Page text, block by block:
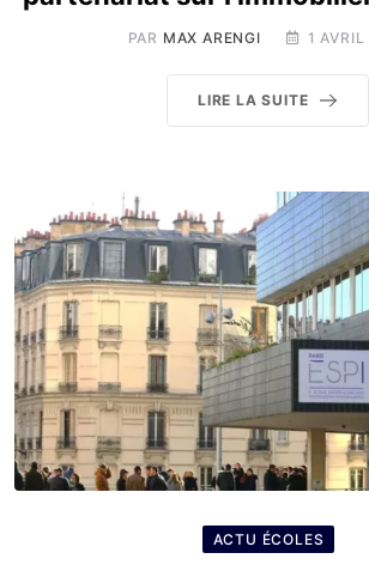
PAR MAX ARENGI 1
LIRE LA SUITE
ACTU ÉCOLES